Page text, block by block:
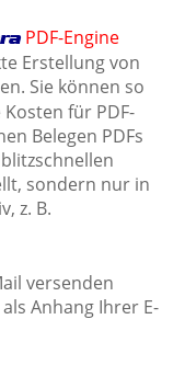
PDF-Engine
Erstellung von
Sie können so
für PDF-
Belegen PDFs
sondern nur in
z. B.
versenden
Anhang Ihrer E-